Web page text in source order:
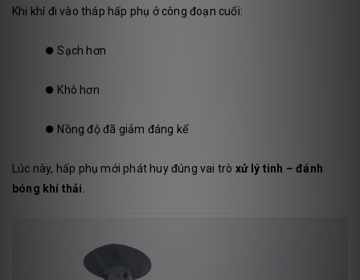
Khi khí đi vào tháp hấp phụ ở công đoạn cuối:
⏺️Sạch hơn
⏺️ Khô hơn
⏺️ Nồng độ đã giảm đáng kể
Lúc này, hấp phụ mới phát huy đúng vai trò xử lý tinh – đánh
bóng khí thải